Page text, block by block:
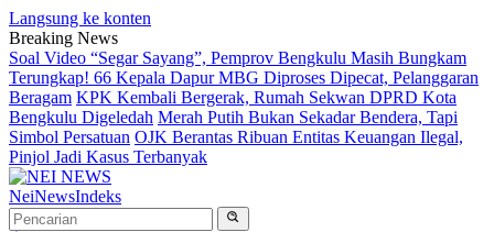
Langsung ke konten
Breaking News
Soal Video “Segar Sayang”, Pemprov Bengkulu Masih Bungkam
Terungkap! 66 Kepala Dapur MBG Diproses Dipecat, Pelanggaran
Beragam KPK Kembali Bergerak, Rumah Sekwan DPRD Kota
Bengkulu Digeledah Merah Putih Bukan Sekadar Bendera, Tapi
Simbol Persatuan OJK Berantas Ribuan Entitas Keuangan Ilegal,
Pinjol Jadi Kasus Terbanyak
NeiNewsIndeks